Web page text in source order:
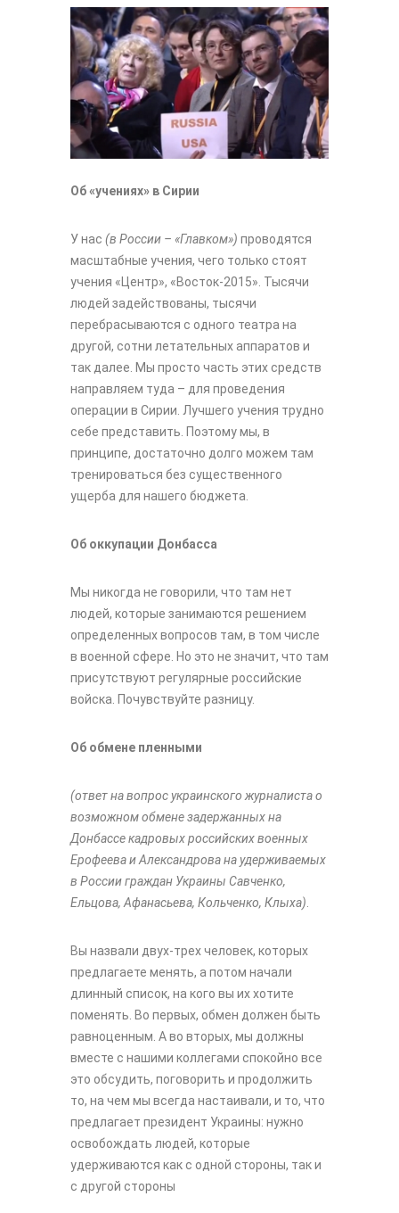
Об «учениях» в Сирии
У нас (в России – «Главком») проводятся
масштабные учения, чего только стоят
учения «Центр», «Восток-2015». Тысячи
людей задействованы, тысячи
перебрасываются с одного театра на
другой, сотни летательных аппаратов и
так далее. Мы просто часть этих средств
направляем туда – для проведения
операции в Сирии. Лучшего учения трудно
себе представить. Поэтому мы, в
принципе, достаточно долго можем там
тренироваться без существенного
ущерба для нашего бюджета.
Об оккупации Донбасса
Мы никогда не говорили, что там нет
людей, которые занимаются решением
определенных вопросов там, в том числе
в военной сфере. Но это не значит, что там
присутствуют регулярные российские
войска. Почувствуйте разницу.
Об обмене пленными
(ответ на вопрос украинского журналиста о
возможном обмене задержанных на
Донбассе кадровых российских военных
Ерофеева и Александрова на удерживаемых
в России граждан Украины Савченко,
Ельцова, Афанасьева, Кольченко, Клыха)
Вы назвали двух-трех человек, которых
предлагаете менять, а потом начали
длинный список, на кого вы их хотите
поменять. Во первых, обмен должен быть
равноценным. А во вторых, мы должны
вместе с нашими коллегами спокойно все
это обсудить, поговорить и продолжить
то, на чем мы всегда настаивали, и то, что
предлагает президент Украины: нужно
освобождать людей, которые
удерживаются как с одной стороны, так и
с другой стороны